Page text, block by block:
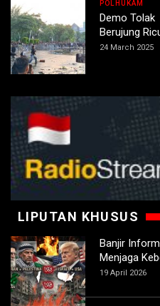
POLHUKAM
Demo Tolak
Berujung
24 March 2025
LIPUTAN KHUSUS
Banjir
Menjaga
19 April 2026